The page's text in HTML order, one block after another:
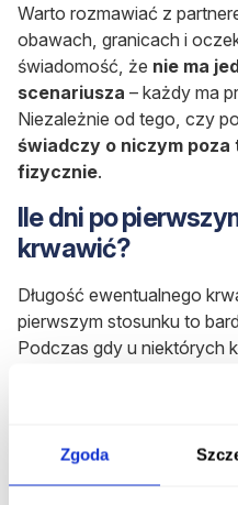
Zgoda
Warto rozmawiać z
obawach, granicach i
świadomość, że nie ma
scenariusza – każdy ma
Niezależnie od tego, czy
świadczy o niczym poza
fizycznie.
Ile dni po
krwawić?
Długość ewentualnego
pierwszym stosunku to
Podczas gdy u niektórych
Nie ma jednoznacznej
można krwawić po